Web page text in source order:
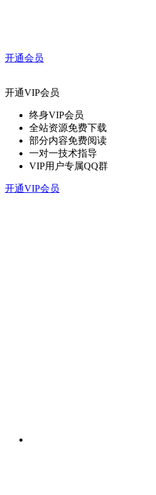
开通会员
开通VIP会员
终身VIP会员
全站资源免费下载
部分内容免费阅读
一对一技术指导
VIP用户专属QQ群
开通VIP会员